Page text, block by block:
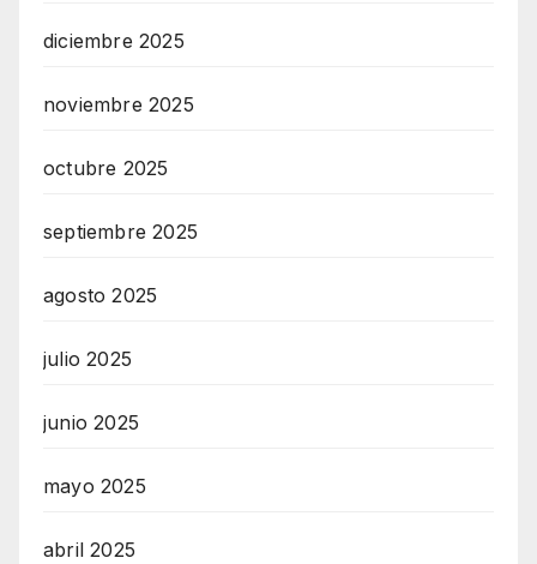
diciembre 2025
noviembre 2025
octubre 2025
septiembre 2025
agosto 2025
julio 2025
junio 2025
mayo 2025
abril 2025